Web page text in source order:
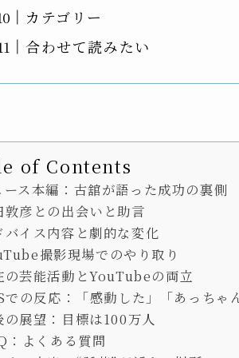
カテゴリー
合わせて読みたい
of Contents
ース本編：古舘が語った成功の裏側
敦彦との出会いと助言
バイス内容と劇的な変化
撮影現場でのやり取り
の芸能活動とYouTubeの両立
での反応：「感動した」「あっちゃ
の展望：目標は100万人
：よくある質問